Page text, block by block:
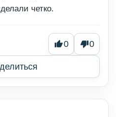
четко.
0 0